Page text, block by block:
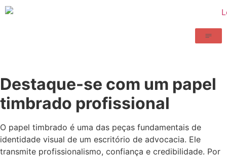
Destaque-se com um papel
timbrado profissional
O papel timbrado é uma das peças fundamentais de
identidade visual de um escritório de advocacia. Ele
transmite profissionalismo, confiança e credibilidade. Por